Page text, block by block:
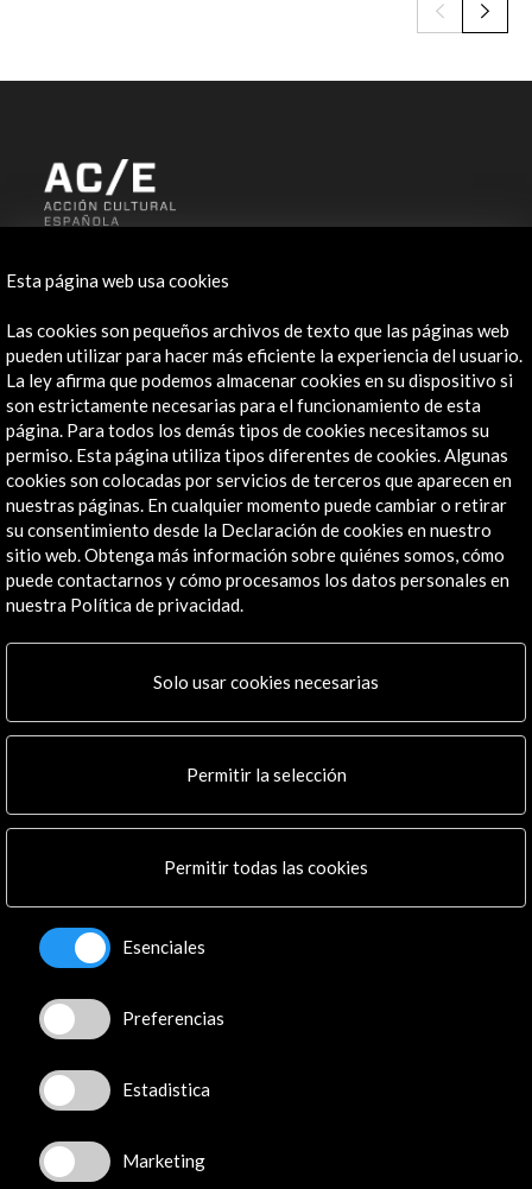
AC/E
Contacta
info@accioncultural.es
+34 91 700 4000
José Abascal, 4 - 4º
28003 Madrid, España
Canales de contacto
Explora
Programa PICE
Residencias
Cultura en Red
Boletín digital
Conecta
(Twitter)
Instagram
LinkedIn
Facebook
Spotify
Esta página web usa cookies
Las cookies son pequeños archivos de texto que las páginas web
pueden utilizar para hacer más eficiente la experiencia del usuario.
La ley afirma que podemos almacenar cookies en su dispositivo si
son estrictamente necesarias para el funcionamiento de esta
página. Para todos los demás tipos de cookies necesitamos su
permiso. Esta página utiliza tipos diferentes de cookies. Algunas
cookies son colocadas por servicios de terceros que aparecen en
nuestras páginas. En cualquier momento puede cambiar o retirar
su consentimiento desde la Declaración de cookies en nuestro
sitio web. Obtenga más información sobre quiénes somos, cómo
puede contactarnos y cómo procesamos los datos personales en
nuestra Política de privacidad.
Solo usar cookies necesarias
Permitir la selección
Permitir todas las cookies
Esenciales
Preferencias
Estadistica
Marketing